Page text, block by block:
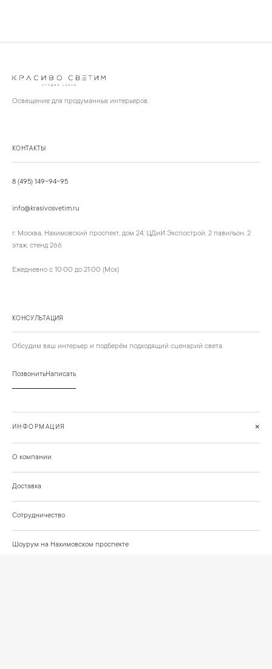
Освещение для продуманных интерьеров.
КОНТАКТЫ
8 (495) 149-94-95
info@krasivosvetim.ru
г. Москва, Нахимовский проспект, дом 24, ЦДиИ Экспострой, 2 павильон, 2
этаж, стенд 266
Ежедневно с 10:00 до 21:00 (Мск)
КОНСУЛЬТАЦИЯ
Обсудим ваш интерьер и подберём подходящий сценарий света.
ПозвонитьНаписать
ИНФОРМАЦИЯ +
О компании
Доставка
Сотрудничество
Шоурум на Нахимовском проспекте